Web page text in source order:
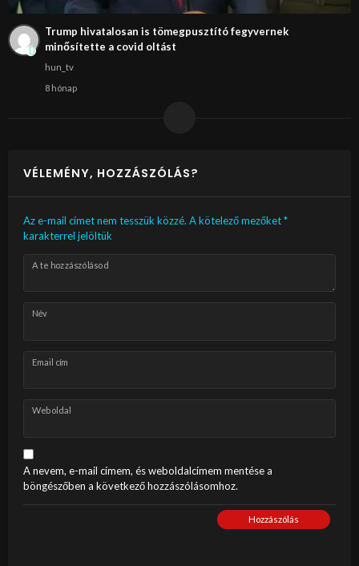
Trump hivatalosan is tömegpusztító fegyvernek
minősítette a covid oltást
hun_tv
8 hónap
VÉLEMÉNY, HOZZÁSZÓLÁS?
Az e-mail címet nem tesszük közzé. A kötelező mezőket*
karakterrel jelöltük
A te hozzászólásod
Név
Email cím
Weboldal
A nevem, e-mail címem, és weboldalcímem mentése a
böngészőben a következő hozzászólásomhoz.
Hozzászólás